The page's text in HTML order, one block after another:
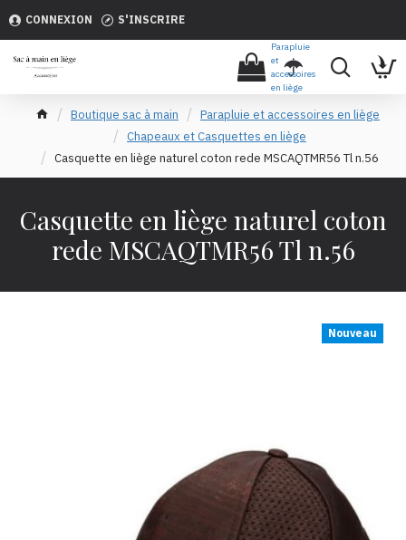
CONNEXION S'INSCRIRE
Parapluie
et
accessoires
en liège
Boutique sac à main
Parapluie et accessoires en liège
Chapeaux et Casquettes en liège
Casquette en liège naturel coton rede MSCAQTMR56 Tl n.56
Casquette en liège naturel coton
rede MSCAQTMR56 Tl n.56
Nouveau